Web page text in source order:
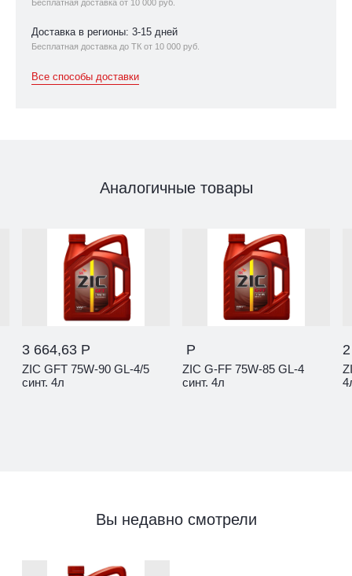
Бесплатная доставка от 10 000 руб.
Доставка в регионы: 3-15 дней
Бесплатная доставка до ТК от 10 000 руб.
Все способы доставки
Аналогичные товары
3 664,63 Р
ZIC GFT 75W-90 GL-4/5
синт. 4л
Р
ZIC G-FF 75W-85 GL-4
синт. 4л
Вы недавно смотрели